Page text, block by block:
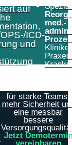
auf
ICD-
und
med.-
für starke Teams,
mehr Sicherheit
eine messbar
bessere
Jetzt